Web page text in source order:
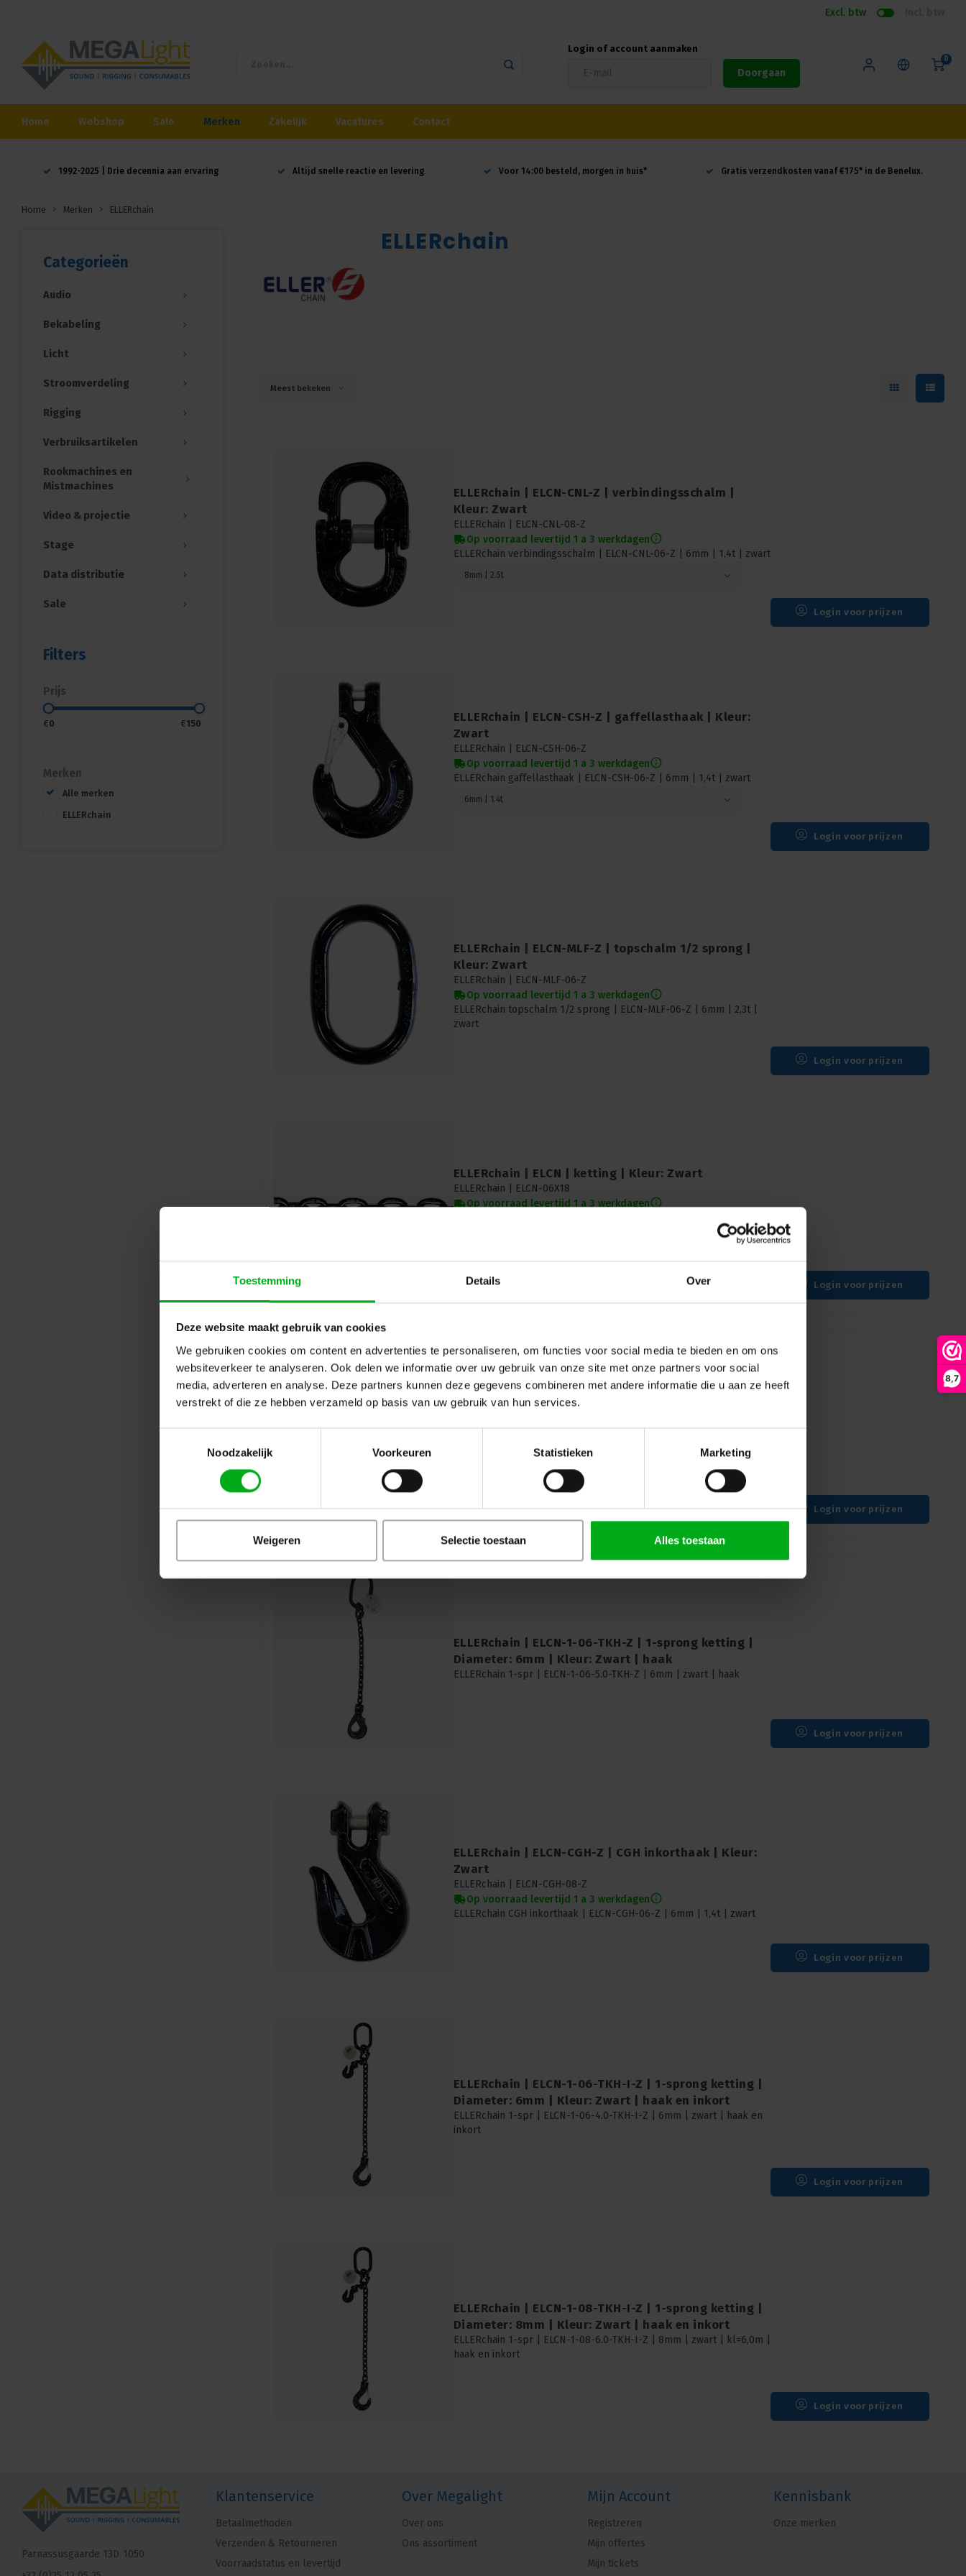
Toestemming Details Over
Deze website maakt gebruik van cookies
We gebruiken cookies om content en advertenties te personaliseren, om functies voor social media te bieden en om ons
websiteverkeer te analyseren. Ook delen we informatie over uw gebruik van onze site met onze partners voor social
media, adverteren en analyse. Deze partners kunnen deze gegevens combineren met andere informatie die u aan ze heeft
verstrekt of die ze hebben verzameld op basis van uw gebruik van hun services.
Noodzakelijk
Voorkeuren Statistieken Marketing
Weigeren Selectie toestaan Alles toestaan
8,7
Excl. btw
Login of account aanmaken
Doorgaan
0
Home Webshop Sale Merken Zakelijk Vacatures Contact
1992-2025 | Drie decennia aan ervaring Altijd snelle reactie en levering Voor 14:00 besteld, morgen in huis* Gratis verzendkosten vanaf €175* in de Benelux.
Home Merken ELLERchain
Categorieën
Audio
Bekabeling
Licht
Stroomverdeling
Rigging
Verbruiksartikelen
Rookmachines en
Mistmachines
Video & projectie
Stage
Data distributie
Sale
Filters
Prijs
€0 €150
Merken
Alle merken
ELLERchain
ELLERchain
Meest bekeken
ELLERchain | ELCN-CNL-Z | verbindingsschalm |
Kleur: Zwart
ELLERchain |
ELCN-CNL-08-Z
Op voorraad levertijd 1 a 3 werkdagen
ELLERchain verbindingsschalm | ELCN-CNL-06-Z | 6mm | 1,4t | zwart
8mm | 2.5t
Login voor prijzen
ELLERchain | ELCN-CSH-Z | gaffellasthaak | Kleur:
Zwart
ELLERchain |
ELCN-CSH-06-Z
Op voorraad levertijd 1 a 3 werkdagen
ELLERchain gaffellasthaak | ELCN-CSH-06-Z | 6mm | 1,4t | zwart
6mm | 1.4t
Login voor prijzen
ELLERchain | ELCN-MLF-Z | topschalm 1/2 sprong |
Kleur: Zwart
ELLERchain |
ELCN-MLF-06-Z
Op voorraad levertijd 1 a 3 werkdagen
ELLERchain topschalm 1/2 sprong | ELCN-MLF-06-Z | 6mm | 2,3t |
zwart
Login voor prijzen
ELLERchain | ELCN | ketting | Kleur: Zwart
ELLERchain |
ELCN-06X18
Op voorraad levertijd 1 a 3 werkdagen
Login voor prijzen
ELLERchain 1-spr | ELCN-1-08-3.0-TKH-Z | 8mm | zwart | haak
Login voor prijzen
ELLERchain | ELCN-1-06-TKH-Z | 1-sprong ketting |
Diameter: 6mm | Kleur: Zwart | haak
ELLERchain 1-spr | ELCN-1-06-5.0-TKH-Z | 6mm | zwart | haak
Login voor prijzen
ELLERchain | ELCN-CGH-Z | CGH inkorthaak | Kleur:
Zwart
ELLERchain |
ELCN-CGH-08-Z
Op voorraad levertijd 1 a 3 werkdagen
ELLERchain CGH inkorthaak | ELCN-CGH-06-Z | 6mm | 1,4t | zwart
Login voor prijzen
ELLERchain | ELCN-1-06-TKH-I-Z | 1-sprong ketting |
Diameter: 6mm | Kleur: Zwart | haak en inkort
ELLERchain 1-spr | ELCN-1-06-4.0-TKH-I-Z | 6mm | zwart | haak en
inkort
Login voor prijzen
ELLERchain | ELCN-1-08-TKH-I-Z | 1-sprong ketting |
Diameter: 8mm | Kleur: Zwart | haak en inkort
ELLERchain 1-spr | ELCN-1-08-6.0-TKH-I-Z | 8mm | zwart | kl=6,0m |
haak en inkort
Login voor prijzen
Parnassusgaarde 13D 1050
Klantenservice
Betaalmethoden
Verzenden & Retourneren
Voorraadstatus en levertijd
Over Megalight
Over ons
Ons assortiment
Mijn Account
Registreren
Mijn offertes
Mijn tickets
Kennisbank
Onze merken